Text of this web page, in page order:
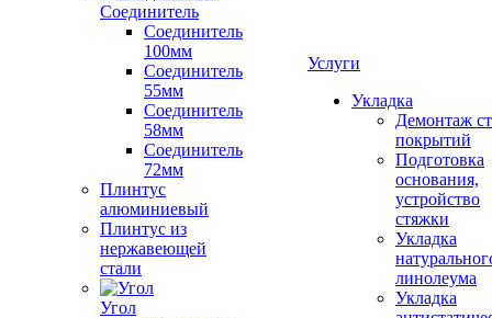
Соединитель
Соединитель
100мм
Соединитель
55мм
Соединитель
58мм
Соединитель
72мм
Плинтус
алюминиевый
Плинтус из
нержавеющей
стали
Угол
Услуги
Укладка
Демонтаж
покрытий
Подготовка
основания,
устройство
стяжки
Укладка
линолеума
Укладка